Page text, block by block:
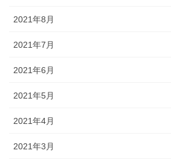
2021年8月
2021年7月
2021年6月
2021年5月
2021年4月
2021年3月